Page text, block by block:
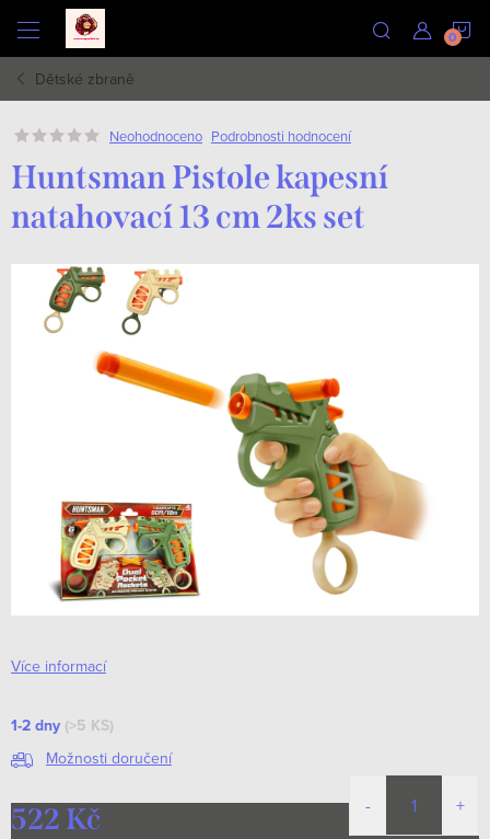
obsah
Dětské zbraně
Neohodnoceno Podrobnosti hodnocení
Huntsman Pistole kapesní
natahovací 13 cm 2ks set
Více informací
1-2 dny (>5 KS)
Možnosti doručení
522 Kč